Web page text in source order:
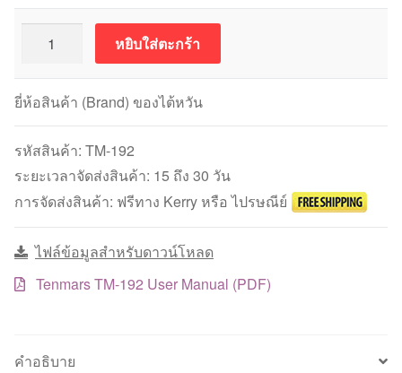
Tenmars
TM-
192
EMF
Meter
เครื่อง
วัด
ชิ้น
หยิบใส่ตะกร้า
ยี่ห้อสินค้า (Brand) ของไต้หวัน
รหัสสินค้า: TM-192
ระยะเวลาจัดส่งสินค้า: 15 ถึง 30 วัน
การจัดส่งสินค้า: ฟรีทาง Kerry หรือ ไปรษณีย์
ไฟล์ข้อมูลสำหรับดาวน์โหลด
Tenmars TM-192 User Manual (PDF)
คำอธิบาย